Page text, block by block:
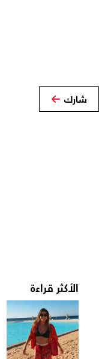
شارك
الأكثر قراءة